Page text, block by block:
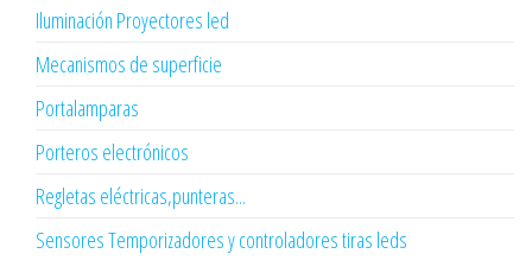
Iluminación Proyectores led
Mecanismos de superficie
Portalamparas
Porteros electrónicos
Regletas eléctricas,punteras...
Sensores Temporizadores y controladores tiras leds